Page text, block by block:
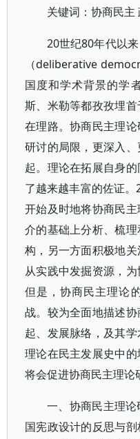
关键词：协商民主
20世纪80年代以
（deliberative
国度和学术背景的学
斯、米勒等都孜孜埋
在理路。协商民主理
研讨的局限，更深入
起。理论在拓展自身
了越来越丰富的佐证
开始及时地将协商民
介的基础上分析、梳
构，另一方面积极地关
从实践中发掘资源，为
但是，协商民主理论
战。较为全面地描述
起、发展脉络，及其
理论在民主发展史中的
将会促进协商民主理论
一、协商民主理
国宪政设计的反思与